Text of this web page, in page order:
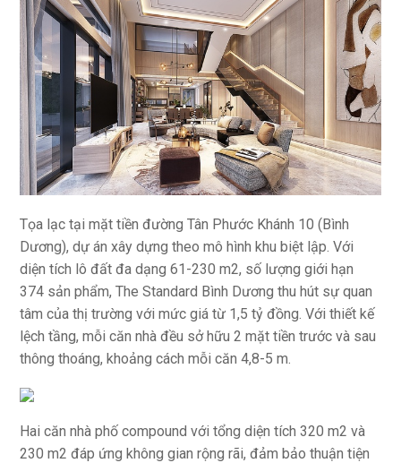
Tọa lạc tại mặt tiền đường Tân Phước Khánh 10 (Bình
Dương), dự án xây dựng theo mô hình khu biệt lập. Với
diện tích lô đất đa dạng 61-230 m2, số lượng giới hạn
374 sản phẩm, The Standard Bình Dương thu hút sự quan
tâm của thị trường với mức giá từ 1,5 tỷ đồng. Với thiết kế
lệch tầng, mỗi căn nhà đều sở hữu 2 mặt tiền trước và sau
thông thoáng, khoảng cách mỗi căn 4,8-5 m.
Hai căn nhà phố compound với tổng diện tích 320 m2 và
230 m2 đáp ứng không gian rộng rãi, đảm bảo thuận tiện